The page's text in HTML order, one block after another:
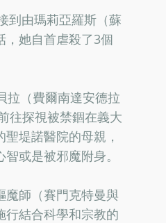
到由瑪莉亞羅斯（蘇
，她自首虐殺了3個
拉（費爾南達安德拉
往探視被禁錮在義大
堤諾醫院的母親，
或是被邪魔附身。
魔師（賽門克特曼與
行結合科學和宗教的